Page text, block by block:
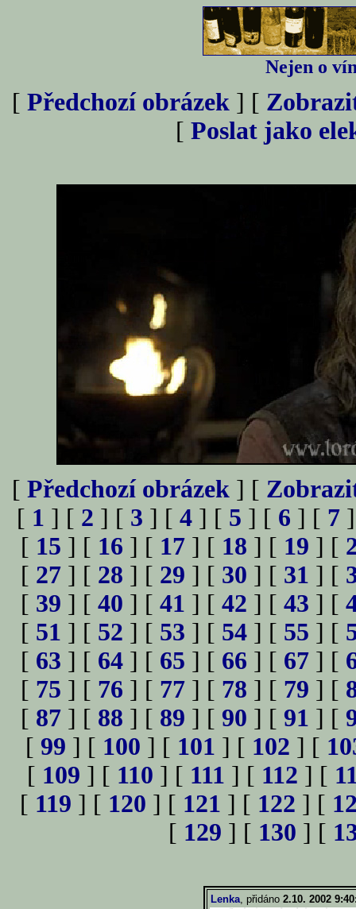
Nejen o
[ Předchozí obrázek ] [
[ Poslat jako
[ Předchozí obrázek ] [
[ 1 ] [ 2 ] [ 3 ] [ 4 ] [ 5 ] [ 6 ] [ 7
[ 15 ] [ 16 ] [ 17 ] [ 18 ] [ 19 ] [
[ 27 ] [ 28 ] [ 29 ] [ 30 ] [ 31 ] [
[ 39 ] [ 40 ] [ 41 ] [ 42 ] [ 43 ] [
[ 51 ] [ 52 ] [ 53 ] [ 54 ] [ 55 ] [
[ 63 ] [ 64 ] [ 65 ] [ 66 ] [ 67 ] [
[ 75 ] [ 76 ] [ 77 ] [ 78 ] [ 79 ] [
[ 87 ] [ 88 ] [ 89 ] [ 90 ] [ 91 ] [
[ 99 ] [ 100 ] [ 101 ] [ 102 ] [
[ 109 ] [ 110 ] [ 111 ] [ 112 ] [
[ 119 ] [ 120 ] [ 121 ] [ 122 ] [
[ 129 ] [ 130 ] [
Lenka, přidáno 2.10. 2002